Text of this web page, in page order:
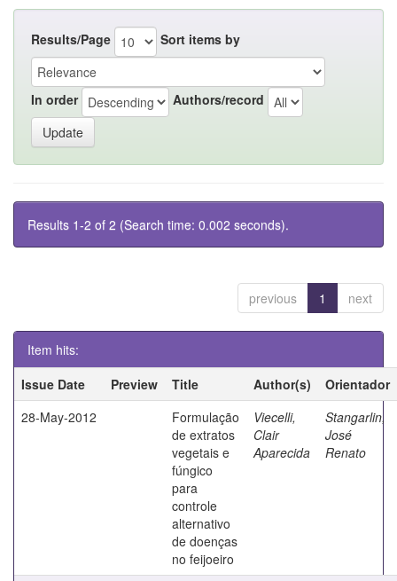
Results/Page Sort items by
In order Authors/record
Results 1-2 of 2 (Search time: 0.002 seconds).
previous 1 next
Item hits:
Issue Date
Preview Title Author(s)
Orientador
28-May-2012
Formulação
de extratos
vegetais e
fúngico
para
controle
alternativo
de doenças
no feijoeiro
Viecelli,
Clair
Aparecida
Stangarlin,
José
Renato